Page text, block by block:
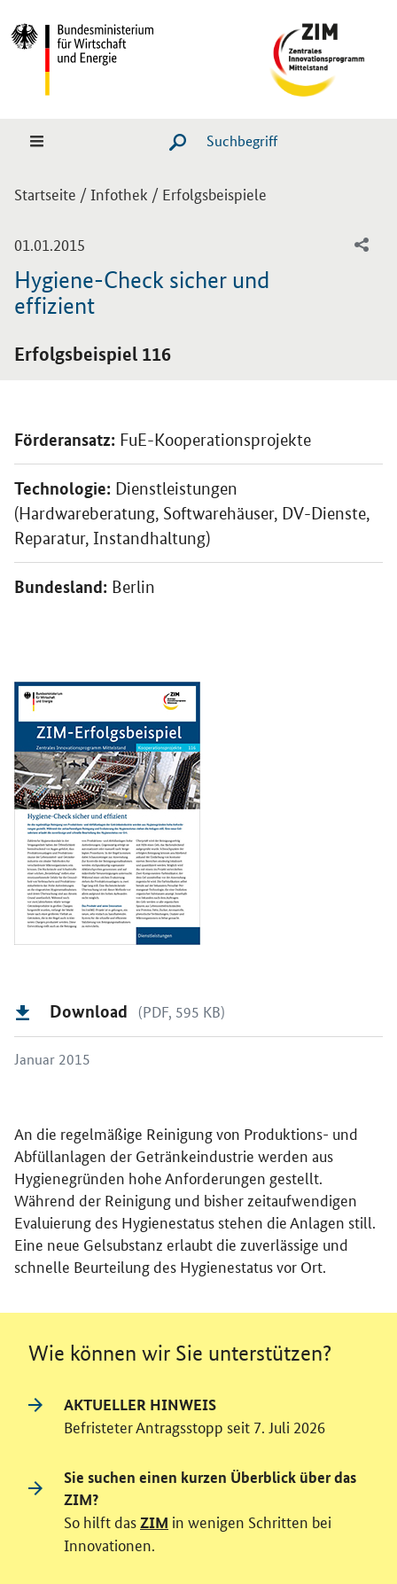
SUCHE STARTEN
Sie sind hier:
Startseite /Infothek / Erfolgsbeispiele
01.01.2015
Hygiene-Check sicher und
effizient
Erfolgsbeispiel 116
Förderansatz: FuE-Kooperationsprojekte
Technologie: Dienstleistungen
(Hardwareberatung, Softwarehäuser, DV-Dienste,
Reparatur, Instandhaltung)
Bundesland: Berlin
Download (PDF, 595 KB)
Januar 2015
An die regelmäßige Reinigung von Produktions- und
Abfüllanlagen der Getränkeindustrie werden aus
Hygienegründen hohe Anforderungen gestellt.
Während der Reinigung und bisher zeitaufwendigen
Evaluierung des Hygienestatus stehen die Anlagen still.
Eine neue Gelsubstanz erlaubt die zuverlässige und
schnelle Beurteilung des Hygienestatus vor Ort.
Wie können wir Sie unterstützen?
AKTUELLER HINWEIS
Befristeter Antragsstopp seit 7. Juli 2026
Sie suchen einen kurzen Überblick über das
ZIM?
So hilft dasZIM in wenigen Schritten bei
Innovationen.